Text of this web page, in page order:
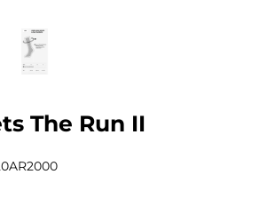
The Run II